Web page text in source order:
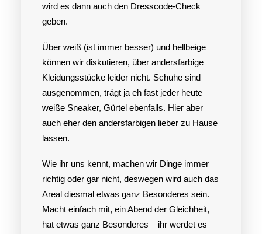
wird es dann auch den Dresscode-Check
geben.
Über weiß (ist immer besser) und hellbeige
können wir diskutieren, über andersfarbige
Kleidungsstücke leider nicht. Schuhe sind
ausgenommen, trägt ja eh fast jeder heute
weiße Sneaker, Gürtel ebenfalls. Hier aber
auch eher den andersfarbigen lieber zu Hause
lassen.
Wie ihr uns kennt, machen wir Dinge immer
richtig oder gar nicht, deswegen wird auch das
Areal diesmal etwas ganz Besonderes sein.
Macht einfach mit, ein Abend der Gleichheit,
hat etwas ganz Besonderes – ihr werdet es